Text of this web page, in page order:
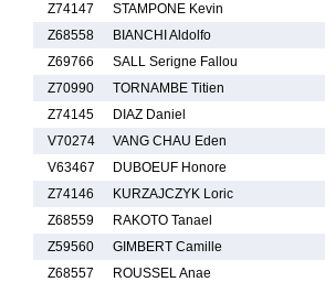
Z74147
STAMPONE Kevin
Z68558
BIANCHI Aldolfo
Z69766
SALL Serigne Fallou
Z70990
TORNAMBE Titien
Z74145
DIAZ Daniel
V70274
VANG CHAU Eden
V63467
DUBOEUF Honore
Z74146
KURZAJCZYK Loric
Z68559
RAKOTO Tanael
Z59560
GIMBERT Camille
Z68557
ROUSSEL Anae